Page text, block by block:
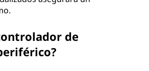
de